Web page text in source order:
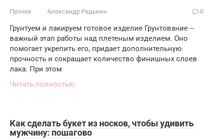
Прочее Александр Редькин 0
Грунтуем и лакируем готовое изделие Грунтование ‒
важный этап работы над плетеным изделием. Оно
помогает укрепить его, придает дополнительную
прочность и сокращает количество финишных слоев
лака. При этом
Читать полностью
Как сделать букет из носков, чтобы удивить
мужчину: пошагово